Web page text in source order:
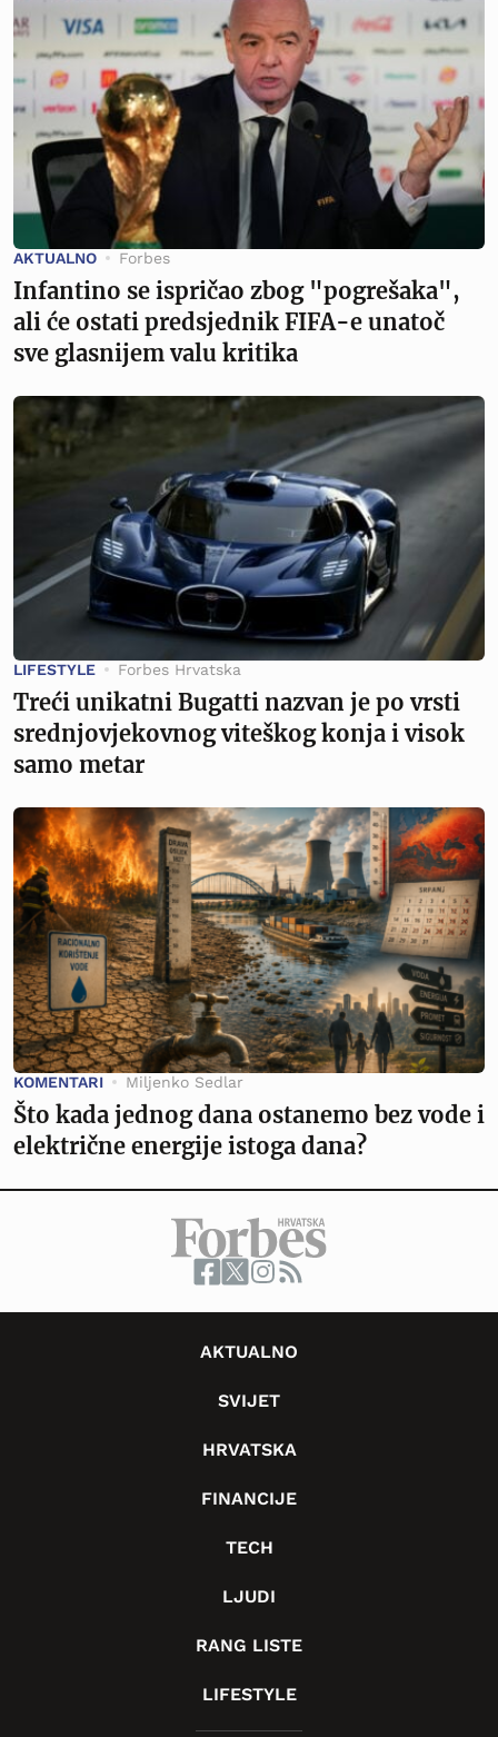
AKTUALNO Forbes
Infantino se ispričao zbog "pogrešaka",
ali će ostati predsjednik FIFA-e unatoč
sve glasnijem valu kritika
LIFESTYLE Forbes Hrvatska
Treći unikatni Bugatti nazvan je po vrsti
srednjovjekovnog viteškog konja i visok
samo metar
KOMENTARI Miljenko Sedlar
Što kada jednog dana ostanemo bez vode i
električne energije istoga dana?
AKTUALNO
SVIJET
HRVATSKA
FINANCIJE
TECH
LJUDI
RANG LISTE
LIFESTYLE